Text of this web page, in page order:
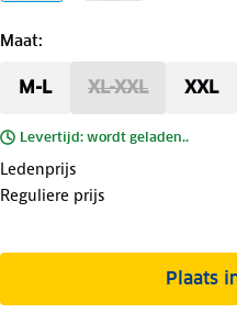
Maat:
M-L XL-XXL XXL
Levertijd: wordt geladen..
Ledenprijs
Reguliere prijs
Plaats